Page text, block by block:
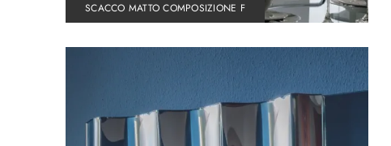
SCACCO MATTO COMPOSIZIONE F